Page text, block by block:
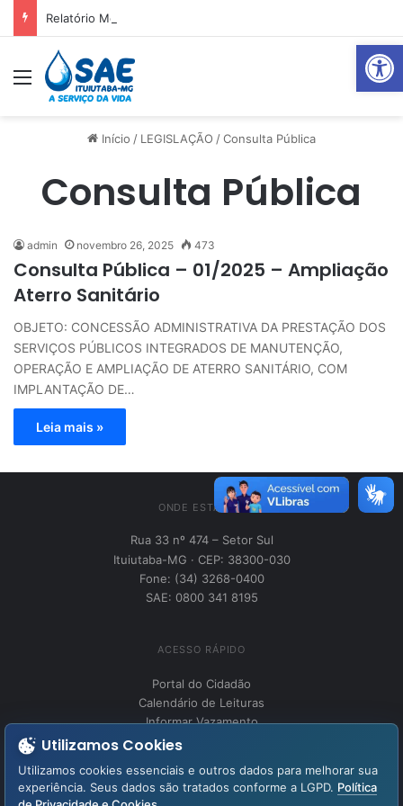
Abrir
Relatório Mensal Janeiro – Qualidade da Água Tratada
Menu
Início / LEGISLAÇÃO /Consulta Pública
Consulta Pública
admin novembro 26, 2025 473
Consulta Pública – 01/2025 – Ampliação
Aterro Sanitário
OBJETO: CONCESSÃO ADMINISTRATIVA DA PRESTAÇÃO DOS
SERVIÇOS PÚBLICOS INTEGRADOS DE MANUTENÇÃO,
OPERAÇÃO E AMPLIAÇÃO DE ATERRO SANITÁRIO, COM
IMPLANTAÇÃO DE…
Leia mais »
ONDE ESTAMOS
Rua 33 nº 474 – Setor Sul
Ituiutaba-MG · CEP: 38300-030
Fone: (34) 3268-0400
SAE: 0800 341 8195
ACESSO RÁPIDO
Portal do Cidadão
Calendário de Leituras
Informar Vazamento
INSTITUCIONAL
Utilizamos Cookies
Utilizamos cookies essenciais e outros dados para melhorar sua
experiência. Seus dados são tratados conforme a LGPD. Política